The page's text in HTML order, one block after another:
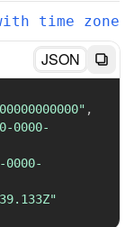
time zone
JSON
,
0000-
0000-